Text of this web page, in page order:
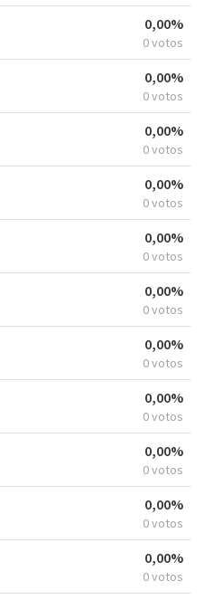
0,00%
0 votos
0,00%
0 votos
0,00%
0 votos
0,00%
0 votos
0,00%
0 votos
0,00%
0 votos
0,00%
0 votos
0,00%
0 votos
0,00%
0 votos
0,00%
0 votos
0,00%
0 votos